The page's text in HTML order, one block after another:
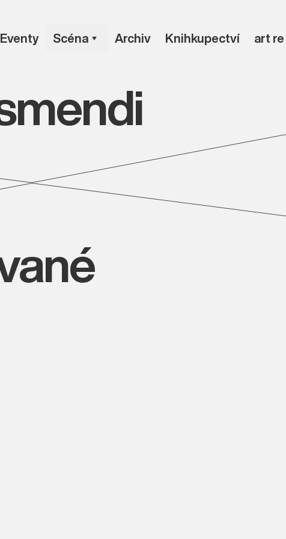
Eventy Scéna Archiv Knihkupectví art